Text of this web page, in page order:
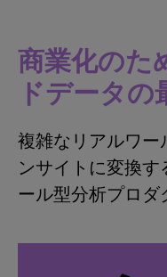
商業化のた
ドデータの
複雑なリアルワー
ンサイトに変換す
ール型分析プロダ